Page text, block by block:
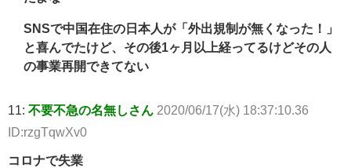
SNSで中国在住の日本人が「外出規制が無くなった！」
と喜んでたけど、その後1ヶ月以上経ってるけどその人
の事業再開できてない
11: 不要不急の名無しさん 2020/06/17(水) 18:37:10.36
ID:rzgTqwXv0
コロナで失業